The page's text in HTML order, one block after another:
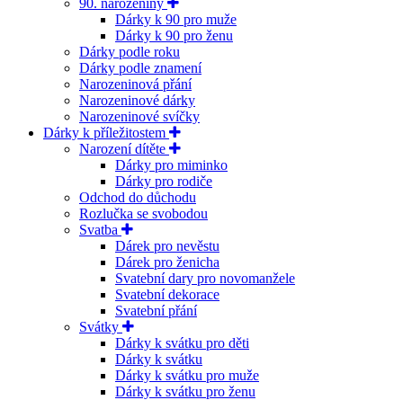
90. narozeniny
Dárky k 90 pro muže
Dárky k 90 pro ženu
Dárky podle roku
Dárky podle znamení
Narozeninová přání
Narozeninové dárky
Narozeninové svíčky
Dárky k příležitostem
Narození dítěte
Dárky pro miminko
Dárky pro rodiče
Odchod do důchodu
Rozlučka se svobodou
Svatba
Dárek pro nevěstu
Dárek pro ženicha
Svatební dary pro novomanžele
Svatební dekorace
Svatební přání
Svátky
Dárky k svátku pro děti
Dárky k svátku
Dárky k svátku pro muže
Dárky k svátku pro ženu